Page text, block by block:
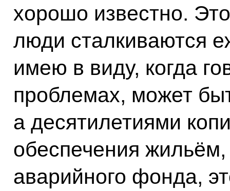
хорошо известно.
люди сталкиваются
имею в виду, когда
проблемах, может
а десятилетиями
обеспечения
аварийного фонда,